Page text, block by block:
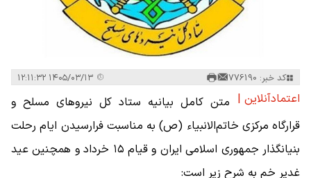
کد خبر: 776190
اعتمادآنلاین | متن کامل بیانیه ستاد کل نیروهای مسلح و
قرارگاه مرکزی خاتم‌الانبیاء (ص) به مناسبت فرارسیدن ایام رحلت
بنیانگذار جمهوری اسلامی ایران و قیام ۱۵ خرداد و همچنین عید
غدیر خم به شرح زیر است: